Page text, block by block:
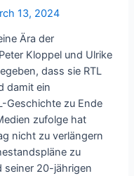
13, 2024
Ära der
Kloppel und Ulrike
dass sie RTL
damit ein
Geschichte zu Ende
zufolge hat
nicht zu verlängern
zu
seiner 20-jährigen